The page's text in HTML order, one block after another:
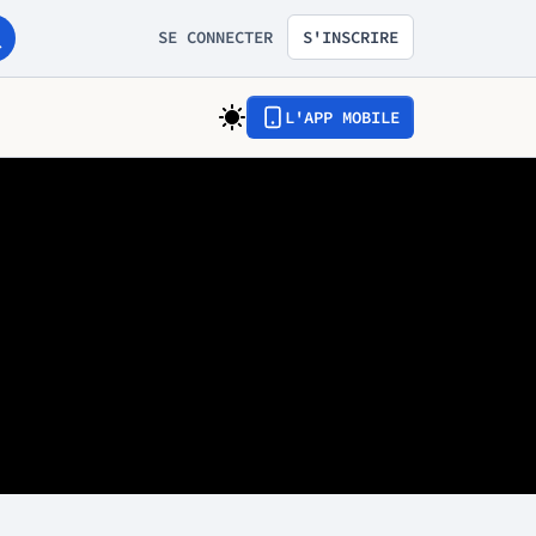
SE CONNECTER S'INSCRIRE
L'APP MOBILE